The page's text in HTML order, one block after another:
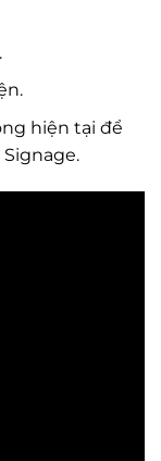
hiện tại để